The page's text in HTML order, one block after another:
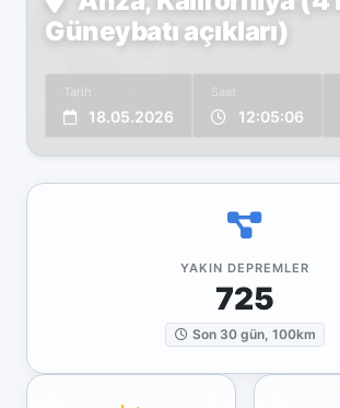
Güneybatı açıkları)
Tarih
18.05.2026
Saat
12:05:06
YAKIN DEPREMLER
725
Son 30 gün, 100km